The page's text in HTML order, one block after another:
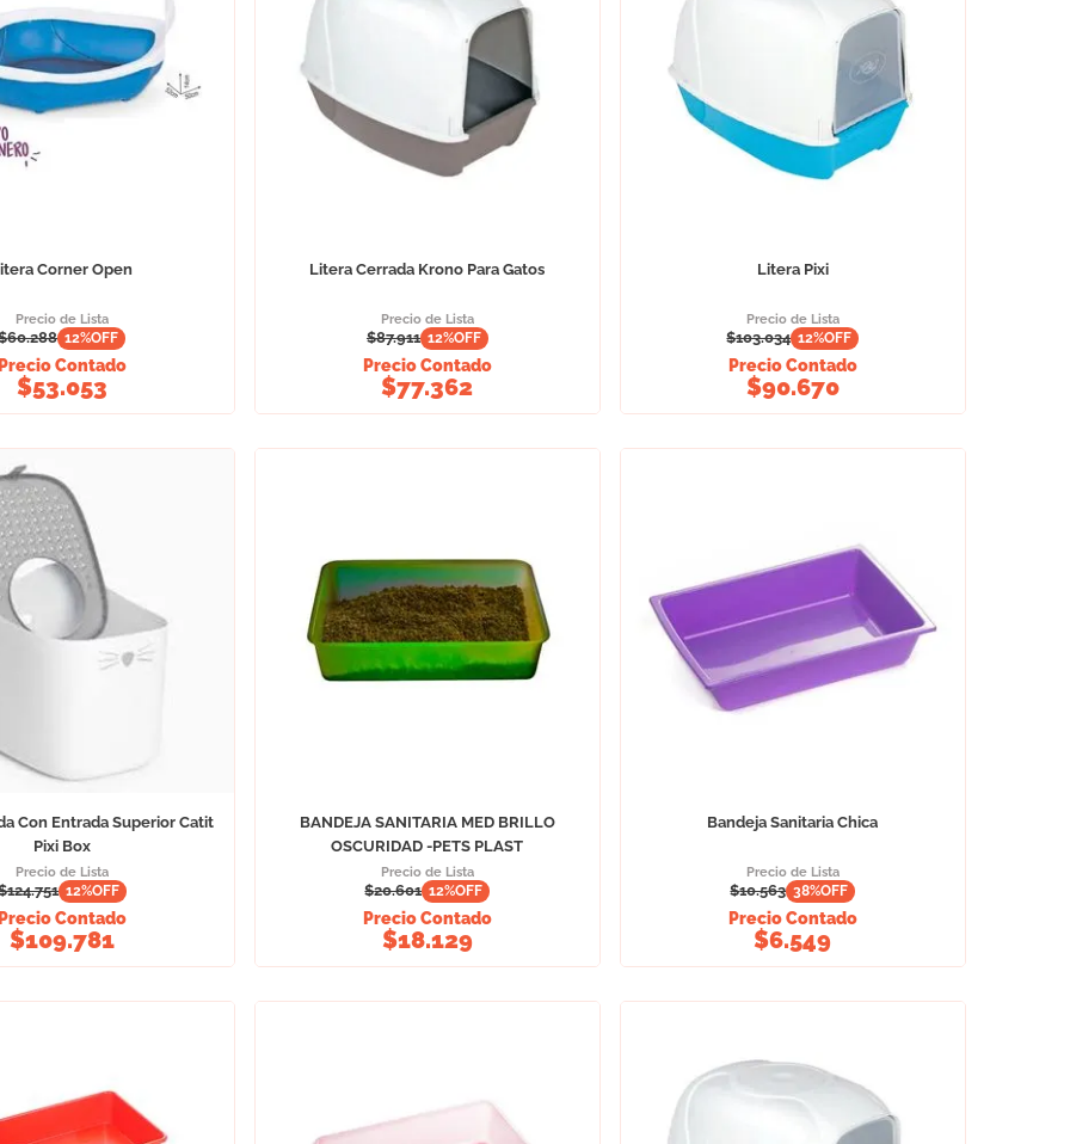
Corner Open
Precio de Lista
60.288 12%OFF
Contado
$53.053
Litera Cerrada Krono Para Gatos
Precio de Lista
$87.911 12%OFF
Precio Contado
$77.362
Litera Pixi
Precio de Lista
$103.034 12%OFF
Precio Contado
$90.670
Con Entrada Superior Catit
Pixi Box
Precio de Lista
124.751 12%OFF
Contado
$109.781
BANDEJA SANITARIA MED BRILLO
OSCURIDAD -PETS PLAST
Precio de Lista
$20.601 12%OFF
Precio Contado
$18.129
Bandeja Sanitaria Chica
Precio de Lista
$10.563 38%OFF
Precio Contado
$6.549